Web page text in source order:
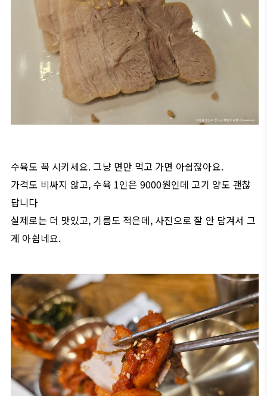
수육도 꼭 시키세요. 그냥 면만 먹고 가면 아쉽잖아요.
가격도 비싸지 않고, 수육 1인은 9000원인데 고기 양도 괜찮
답니다
실제로는 더 맛있고, 기름도 적은데, 사진으로 잘 안 담겨서 그
게 아쉽네요.